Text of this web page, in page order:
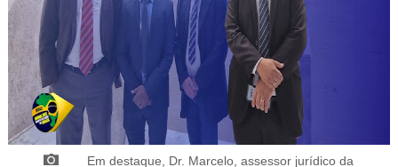
Em destaque, Dr. Marcelo, assessor jurídico da